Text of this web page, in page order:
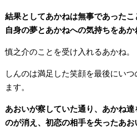
結果としてあかねは無事であった
自身の夢とあかねへの気持ちをあか
慎之介のことを受け入れるあかね。
しんのは満足した笑顔を最後にい
ます。
あおいが察していた通り、あかね
のが消え、初恋の相手を失ったあお